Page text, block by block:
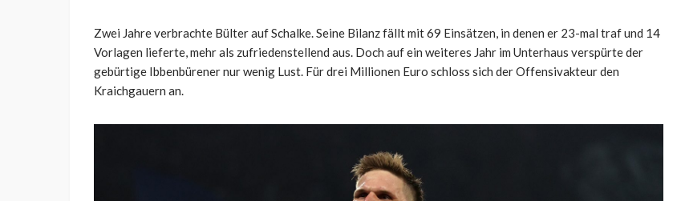
Zwei Jahre verbrachte Bülter auf Schalke. Seine Bilanz fällt mit 69 Einsätzen, in denen er 23-mal traf und 14
Vorlagen lieferte, mehr als zufriedenstellend aus. Doch auf ein weiteres Jahr im Unterhaus verspürte der
gebürtige Ibbenbürener nur wenig Lust. Für drei Millionen Euro schloss sich der Offensivakteur den
Kraichgauern an.